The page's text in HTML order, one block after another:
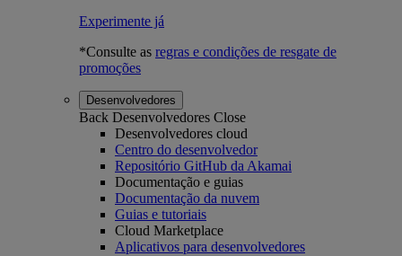
Experimente já
*Consulte as regras e condições de resgate de
promoções
Desenvolvedores
Back Desenvolvedores Close
Desenvolvedores cloud
Centro do desenvolvedor
Repositório GitHub da Akamai
Documentação e guias
Documentação da nuvem
Guias e tutoriais
Cloud Marketplace
Aplicativos para desenvolvedores